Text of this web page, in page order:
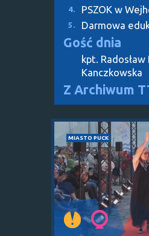
4. PSZOK w
5. Darmowa
Gość dnia
kpt.
Kanczkowska
Z Archiwum
MIASTO PUCK